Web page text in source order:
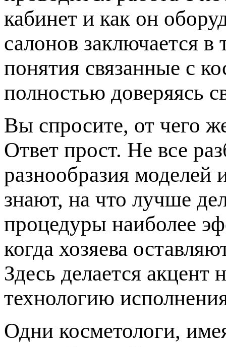
кабинет и как он
салонов заключается
понятия связанные с
полностью доверяясь
Вы спросите, от чего
Ответ прост. Не все
разнообразия моделей
знают, на что лучше
процедуры наиболее
когда хозяева
Здесь делается акцент
технологию
Одни косметологи,